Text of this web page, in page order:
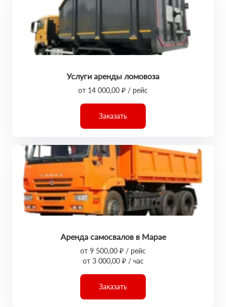
Услуги аренды ломовоза
от 14 000,00 ₽ / рейс
Заказать
Аренда самосвалов в Марае
от 9 500,00 ₽ / рейс
от 3 000,00 ₽ / час
Заказать